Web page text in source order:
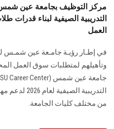
مركز التوظيف بجامعة عين
التدريبية الصيفية لبناء قدرات
العمل
في إطـار رؤيـة جامـعة عين شمـس
وتأهيلهم لمتطلبات سوق العمل
من مختلف كليات الجامعة.